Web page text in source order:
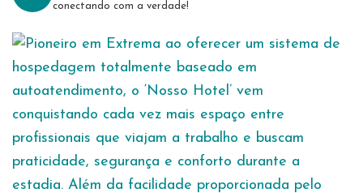
conectando com a verdade!